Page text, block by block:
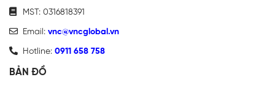
MST: 0316818391
Email: vnc@vncglobal.vn
Hotline: 0911 658 758
BẢN ĐỒ